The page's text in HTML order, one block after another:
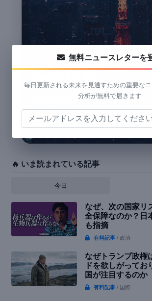
Research & Institute
御社のために提供する
深い洞察と
テクノロジーの実装
🔥 いま読まれている記事
今日
なぜ、次の国家リ
全保障なのか？日
も指摘
有料記事 / 政治
なぜトランプ政権
ドを欲しがってお
国が注目するのか
有料記事 / 国際
無料ニュースレターを
毎日更新される未来を見通すための重要な
分析が無料で届きます